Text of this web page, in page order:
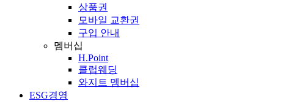
상품권
모바일 교환권
구입 안내
멤버십
H.Point
클럽웨딩
와지트 멤버십
ESG경영